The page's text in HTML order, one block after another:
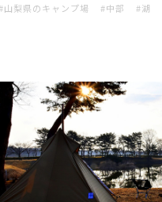
山梨県のキャンプ場 中部 湖